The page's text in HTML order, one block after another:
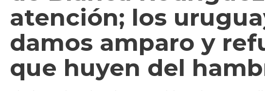
atención; los
damos amparo y
que huyen del